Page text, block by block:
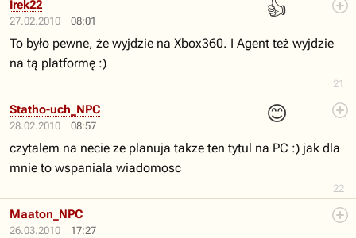
27.02.2010 08:01
👍
21
Irek22
To było pewne, że wyjdzie na Xbox360. I Agent też wyjdzie
na tą platformę :)
28.02.2010 08:57
😊
22
Statho-uch_NPC
czytalem na necie ze planuja takze ten tytul na PC :) jak dla
mnie to wspaniala wiadomosc
26.03.2010 17:27
Maaton_NPC